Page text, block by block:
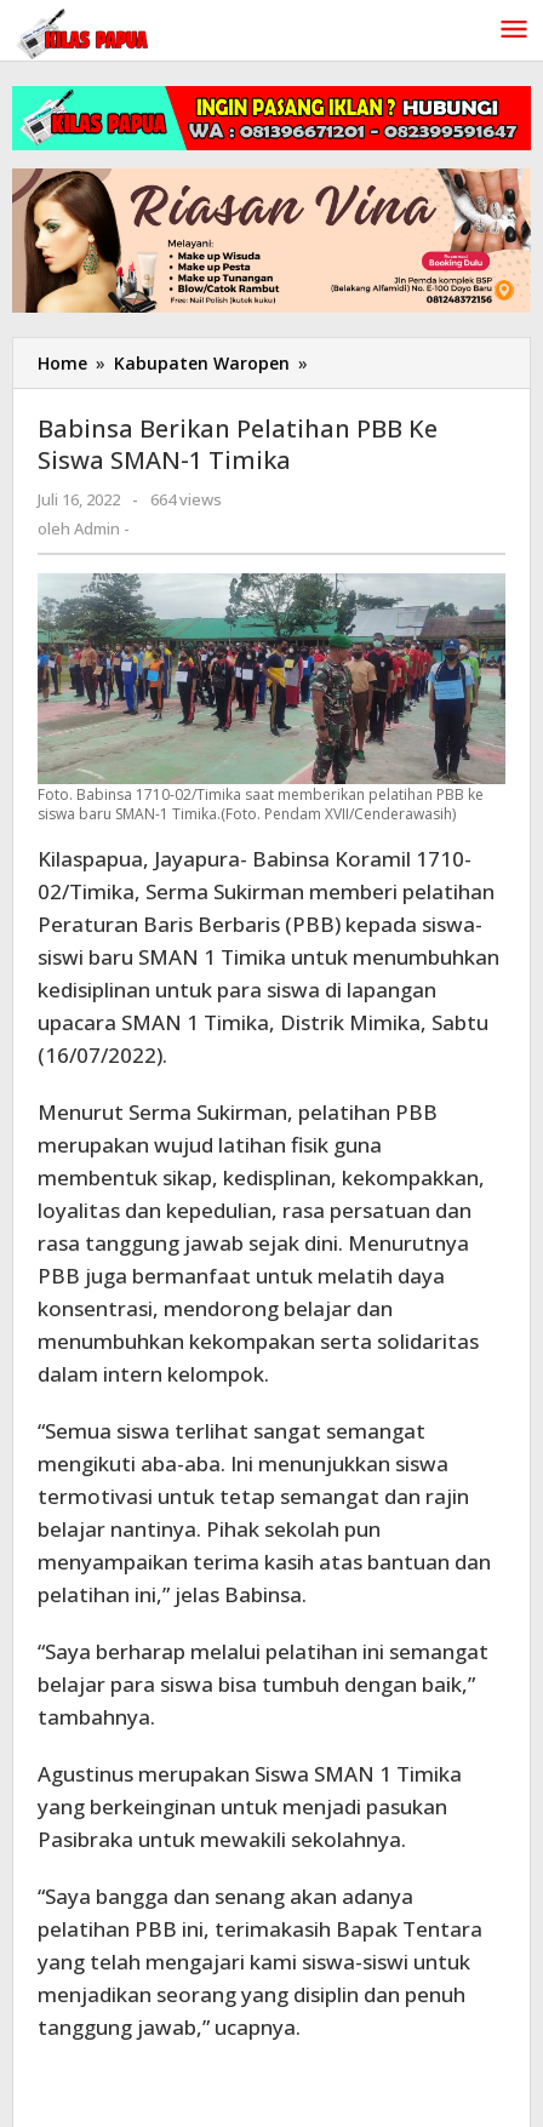
Lewati
konten
Home » Kabupaten Waropen »
Berikan
PBB
Babinsa Berikan Pelatihan PBB Ke
Siswa SMAN-1 Timika
Juli 16, 2022
oleh
-
664 views
oleh Admin -
Foto. Babinsa 1710-02/Timika saat memberikan pelatihan PBB ke
siswa baru SMAN-1 Timika.(Foto. Pendam XVII/Cenderawasih)
Kilaspapua, Jayapura- Babinsa Koramil 1710-
02/Timika, Serma Sukirman memberi pelatihan
Peraturan Baris Berbaris (PBB) kepada siswa-
siswi baru SMAN 1 Timika untuk menumbuhkan
kedisiplinan untuk para siswa di lapangan
upacara SMAN 1 Timika, Distrik Mimika, Sabtu
(16/07/2022).
Menurut Serma Sukirman, pelatihan PBB
merupakan wujud latihan fisik guna
membentuk sikap, kedisplinan, kekompakkan,
loyalitas dan kepedulian, rasa persatuan dan
rasa tanggung jawab sejak dini. Menurutnya
PBB juga bermanfaat untuk melatih daya
konsentrasi, mendorong belajar dan
menumbuhkan kekompakan serta solidaritas
dalam intern kelompok.
“Semua siswa terlihat sangat semangat
mengikuti aba-aba. Ini menunjukkan siswa
termotivasi untuk tetap semangat dan rajin
belajar nantinya. Pihak sekolah pun
menyampaikan terima kasih atas bantuan dan
pelatihan ini,” jelas Babinsa.
“Saya berharap melalui pelatihan ini semangat
belajar para siswa bisa tumbuh dengan baik,”
tambahnya.
Agustinus merupakan Siswa SMAN 1 Timika
yang berkeinginan untuk menjadi pasukan
Pasibraka untuk mewakili sekolahnya.
“Saya bangga dan senang akan adanya
pelatihan PBB ini, terimakasih Bapak Tentara
yang telah mengajari kami siswa-siswi untuk
menjadikan seorang yang disiplin dan penuh
tanggung jawab,” ucapnya.